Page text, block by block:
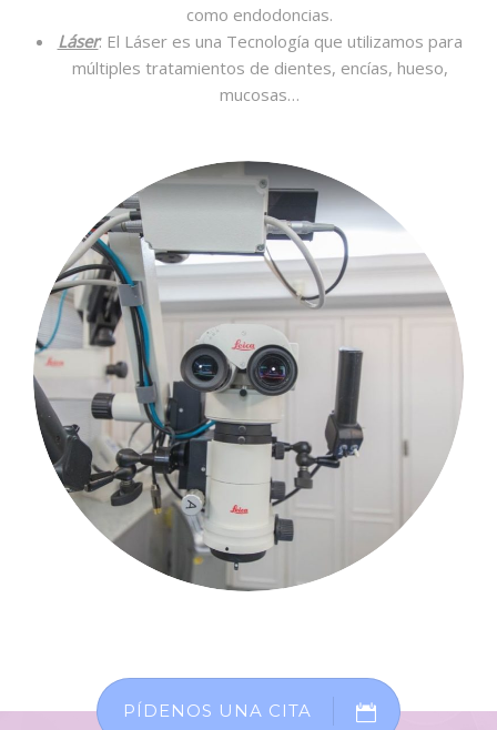
como endodoncias.
Láser: El Láser es una Tecnología que utilizamos para
múltiples tratamientos de dientes, encías, hueso,
mucosas…
PÍDENOS UNA CITA